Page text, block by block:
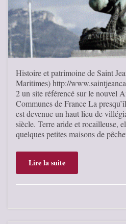
Histoire et patrimoine de Saint
Maritimes) http://
2 un site référencé sur le nouvel
Communes de France La
est devenue un haut lieu de
siècle. Terre aride et rocailleuse,
quelques petites maisons de
Lire la suite